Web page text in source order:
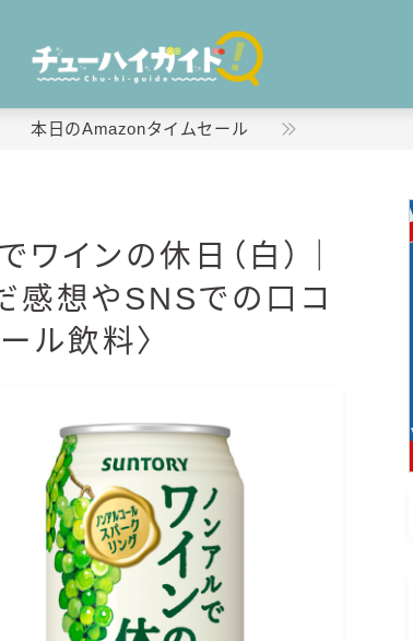
氷結
氷結 無糖
氷結 ストロング
麒麟特製サワー
麒麟 発酵サワー
麹レモンサワー
本日のAmazonタイムセール
ワインの休日（白）｜
感想やSNSでの口コ
ル飲料〉